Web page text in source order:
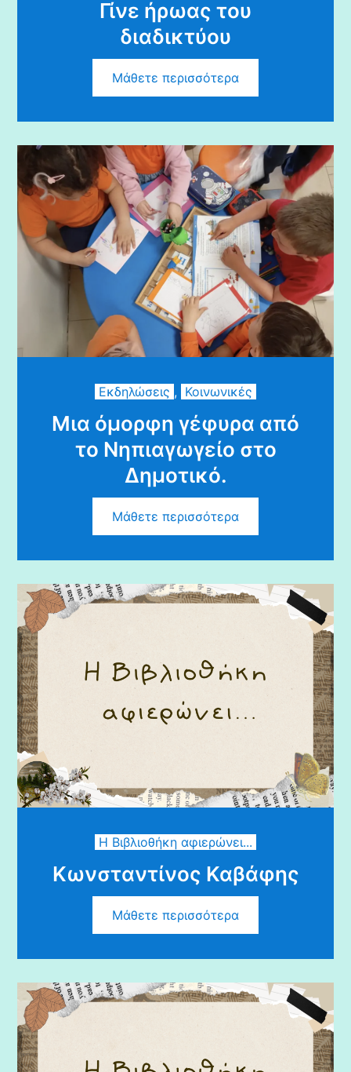
Γίνε ήρωας του
διαδικτύου
Μάθετε περισσότερα
Εκδηλώσεις , Κοινωνικές
Μια όμορφη γέφυρα από
το Νηπιαγωγείο στο
Δημοτικό.
Μάθετε περισσότερα
Η Βιβλιοθήκη αφιερώνει...
Κωνσταντίνος Καβάφης
Μάθετε περισσότερα